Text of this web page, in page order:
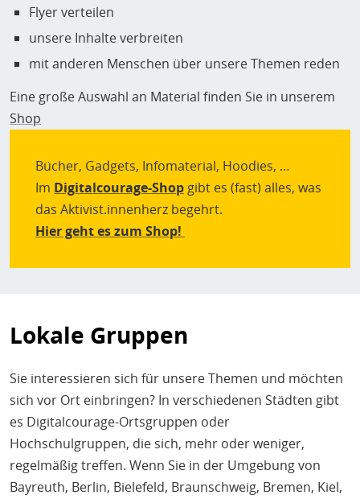
Flyer verteilen
unsere Inhalte verbreiten
mit anderen Menschen über unsere Themen reden
Eine große Auswahl an Material finden Sie in unserem
Shop
Bücher, Gadgets, Infomaterial, Hoodies, …
Im Digitalcourage-Shop gibt es (fast) alles, was
das Aktivist.innenherz begehrt.
Hier geht es zum Shop!
Lokale Gruppen
Sie interessieren sich für unsere Themen und möchten
sich vor Ort einbringen? In verschiedenen Städten gibt
es Digitalcourage-Ortsgruppen oder
Hochschulgruppen, die sich, mehr oder weniger,
regelmäßig treffen. Wenn Sie in der Umgebung von
Bayreuth, Berlin, Bielefeld, Braunschweig, Bremen, Kiel,